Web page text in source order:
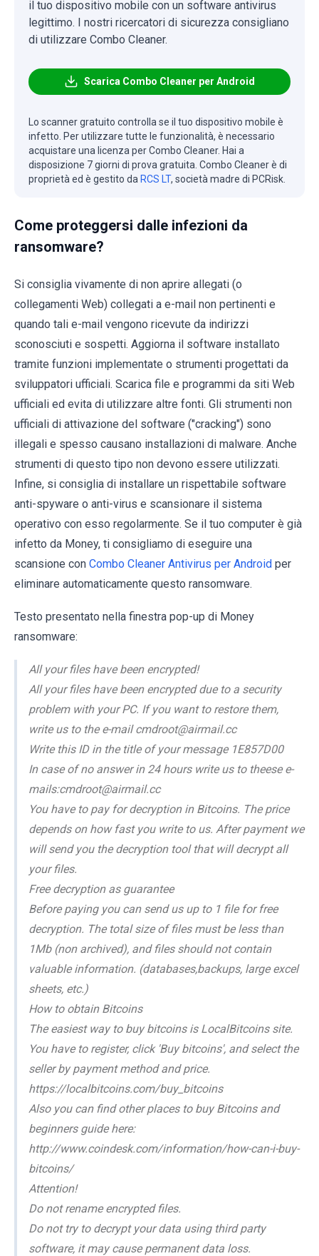
il tuo dispositivo mobile con un software antivirus
legittimo. I nostri ricercatori di sicurezza consigliano
di utilizzare Combo Cleaner.
Scarica Combo Cleaner per Android
Lo scanner gratuito controlla se il tuo dispositivo mobile è
infetto. Per utilizzare tutte le funzionalità, è necessario
acquistare una licenza per Combo Cleaner. Hai a
disposizione 7 giorni di prova gratuita. Combo Cleaner è di
proprietà ed è gestito da RCS LT, società madre di PCRisk.
Come proteggersi dalle infezioni da
ransomware?
Si consiglia vivamente di non aprire allegati (o
collegamenti Web) collegati a e-mail non pertinenti e
quando tali e-mail vengono ricevute da indirizzi
sconosciuti e sospetti. Aggiorna il software installato
tramite funzioni implementate o strumenti progettati da
sviluppatori ufficiali. Scarica file e programmi da siti Web
ufficiali ed evita di utilizzare altre fonti. Gli strumenti non
ufficiali di attivazione del software ("cracking") sono
illegali e spesso causano installazioni di malware. Anche
strumenti di questo tipo non devono essere utilizzati.
Infine, si consiglia di installare un rispettabile software
anti-spyware o anti-virus e scansionare il sistema
operativo con esso regolarmente. Se il tuo computer è già
infetto da Money, ti consigliamo di eseguire una
scansione con Combo Cleaner Antivirus per Android per
eliminare automaticamente questo ransomware.
Testo presentato nella finestra pop-up di Money
ransomware:
All your files have been encrypted!
All your files have been encrypted due to a security
problem with your PC. If you want to restore them,
write us to the e-mail cmdroot@airmail.cc
Write this ID in the title of your message 1E857D00
In case of no answer in 24 hours write us to theese e-
mails:cmdroot@airmail.cc
You have to pay for decryption in Bitcoins. The price
depends on how fast you write to us. After payment we
will send you the decryption tool that will decrypt all
your files.
Free decryption as guarantee
Before paying you can send us up to 1 file for free
decryption. The total size of files must be less than
1Mb (non archived), and files should not contain
valuable information. (databases,backups, large excel
sheets, etc.)
How to obtain Bitcoins
The easiest way to buy bitcoins is LocalBitcoins site.
You have to register, click 'Buy bitcoins', and select the
seller by payment method and price.
https://localbitcoins.com/buy_bitcoins
Also you can find other places to buy Bitcoins and
beginners guide here:
http://www.coindesk.com/information/how-can-i-buy-
bitcoins/
Attention!
Do not rename encrypted files.
Do not try to decrypt your data using third party
software, it may cause permanent data loss.